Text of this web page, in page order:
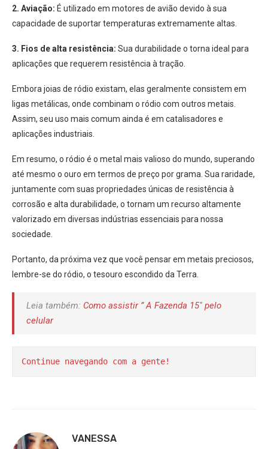
2. Aviação: É utilizado em motores de avião devido à sua
capacidade de suportar temperaturas extremamente altas.
3. Fios de alta resistência: Sua durabilidade o torna ideal para
aplicações que requerem resistência à tração.
Embora joias de ródio existam, elas geralmente consistem em
ligas metálicas, onde combinam o ródio com outros metais.
Assim, seu uso mais comum ainda é em catalisadores e
aplicações industriais.
Em resumo, o ródio é o metal mais valioso do mundo, superando
até mesmo o ouro em termos de preço por grama. Sua raridade,
juntamente com suas propriedades únicas de resistência à
corrosão e alta durabilidade, o tornam um recurso altamente
valorizado em diversas indústrias essenciais para nossa
sociedade.
Portanto, da próxima vez que você pensar em metais preciosos,
lembre-se do ródio, o tesouro escondido da Terra.
Leia também: Como assistir ” A Fazenda 15″ pelo
celular
Continue navegando com a gente!
VANESSA